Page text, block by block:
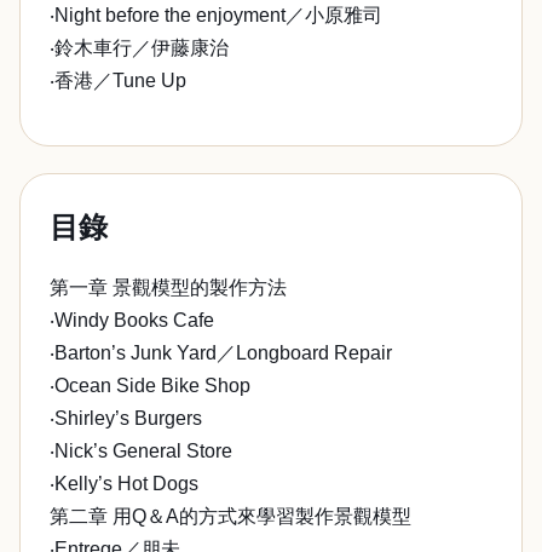
‧Night before the enjoyment／小原雅司
‧鈴木車行／伊藤康治
‧香港／Tune Up
目錄
第一章 景觀模型的製作方法
‧Windy Books Cafe
‧Barton’s Junk Yard／Longboard Repair
‧Ocean Side Bike Shop
‧Shirley’s Burgers
‧Nick’s General Store
‧Kelly’s Hot Dogs
第二章 用Q＆A的方式來學習製作景觀模型